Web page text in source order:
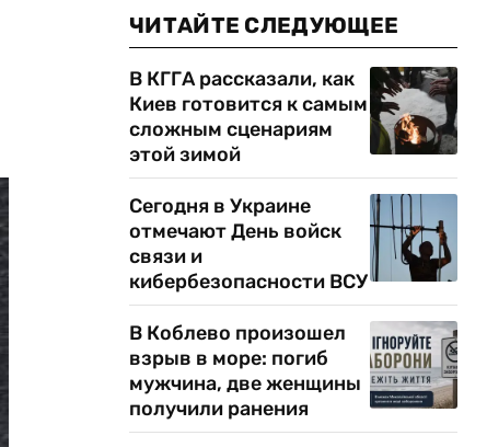
ЧИТАЙТЕ СЛЕДУЮЩЕЕ
В КГГА рассказали, как
Киев готовится к самым
сложным сценариям
этой зимой
Сегодня в Украине
отмечают День войск
связи и
кибербезопасности ВСУ
В Коблево произошел
взрыв в море: погиб
мужчина, две женщины
получили ранения